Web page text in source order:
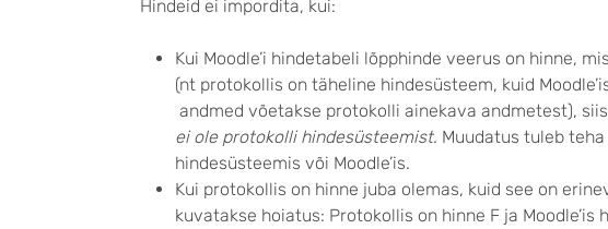
Hindeid ei impordita, kui:
Kui Moodle’i hindetabeli lõpphinde veerus on hinne,
(nt protokollis on täheline hindesüsteem, kuid
andmed võetakse protokolli ainekava andmetest),
ei ole protokolli hindesüsteemist. Muudatus tuleb
hindesüsteemis või Moodle’is.
Kui protokollis on hinne juba olemas, kuid see on
kuvatakse hoiatus: Protokollis on hinne F ja